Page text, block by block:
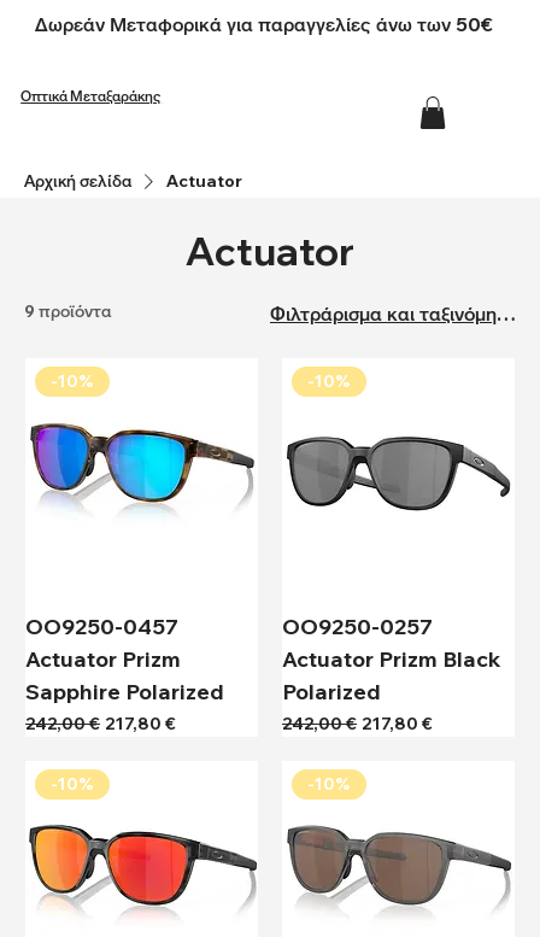
Δωρεάν Μεταφορικά για παραγγελίες άνω των 50€
Οπτικά Μεταξαράκης
Αρχική σελίδα Actuator
Actuator
9 προϊόντα Φιλτράρισμα και ταξινόμηση
-10%
OO9250-0457
Actuator Prizm
Sapphire Polarized
Κανονική τιμή
242,00 € Τιμή Έκπτωσης
217,80 €
-10%
OO9250-0257
Actuator Prizm Black
Polarized
Κανονική τιμή
242,00 € Τιμή Έκπτωσης
217,80 €
-10% -10%